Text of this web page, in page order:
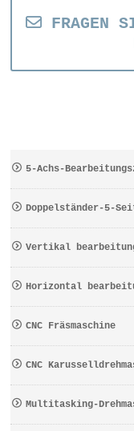
FRAGEN
5-Achs-
Doppelständer-5-
Vertikal
Horizontal
CNC Fräsmaschine
CNC
Multitasking-